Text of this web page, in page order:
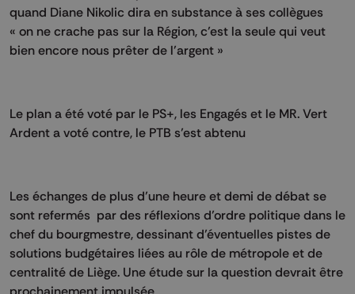
quand Diane Nikolic dira en substance à ses collègues
« on ne crache pas sur la Région, c’est la seule qui veut
bien encore nous prêter de l’argent »
Le plan a été voté par le PS+, les Engagés et le MR. Vert
Ardent a voté contre, le PTB s’est abtenu
Les échanges de plus d’une heure et demi de débat se
sont refermés par des réflexions d’ordre politique dans le
chef du bourgmestre, dessinant d’éventuelles pistes de
solutions budgétaires liées au rôle de métropole et de
centralité de Liège. Une étude sur la question devrait être
prochainement impulsée